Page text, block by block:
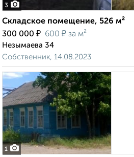
3
Складское помещение, 526 м²
300 000 ₽ 600 ₽ за м²
Незымаева 34
Собственник, 14.08.2023
1